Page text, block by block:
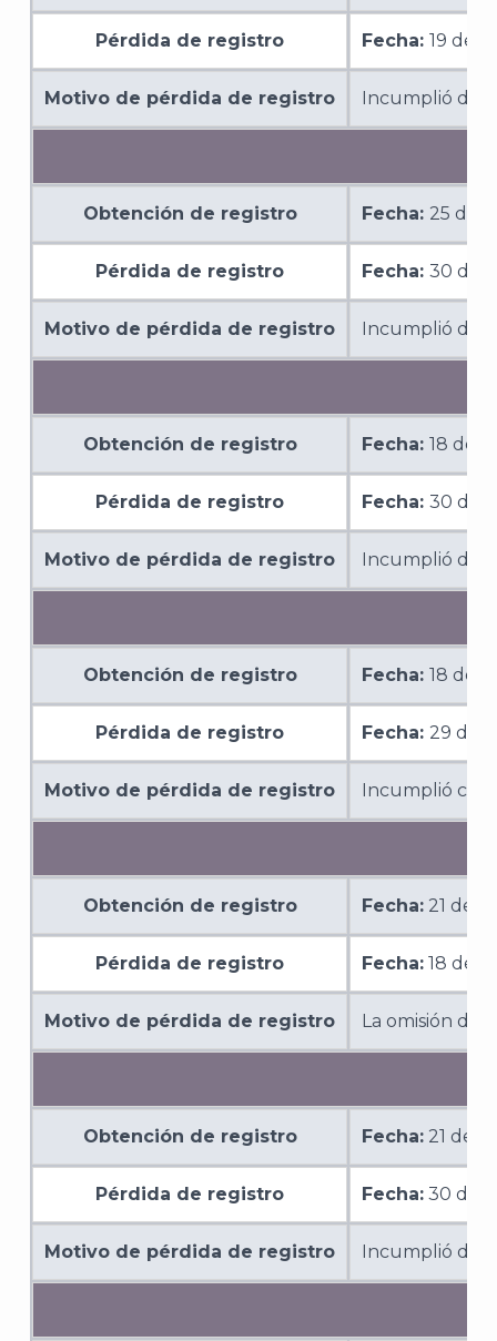
Pérdida de registro Fecha: 19 de
Motivo de pérdida de registro Incumplió
Obtención de registro Fecha: 25 de
Pérdida de registro Fecha: 30 de
Motivo de pérdida de registro Incumplió de
Obtención de registro Fecha: 18 de
Pérdida de registro Fecha: 30 de
Motivo de pérdida de registro Incumplió de
Obtención de registro Fecha: 18 de
Pérdida de registro Fecha: 29 de
Motivo de pérdida de registro Incumplió con
Obtención de registro Fecha: 21 de
Pérdida de registro Fecha: 18 de
Motivo de pérdida de registro La omisión de
Obtención de registro Fecha: 21 de
Pérdida de registro Fecha: 30 de
Motivo de pérdida de registro Incumplió de